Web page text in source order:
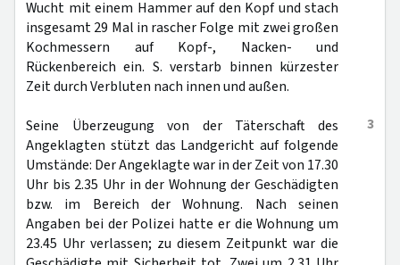
Wucht mit einem Hammer auf den Kopf und stach
insgesamt 29 Mal in rascher Folge mit zwei großen
Kochmessern auf Kopf-, Nacken- und
Rückenbereich ein. S. verstarb binnen kürzester
Zeit durch Verbluten nach innen und außen.
3
Seine Überzeugung von der Täterschaft des
Angeklagten stützt das Landgericht auf folgende
Umstände: Der Angeklagte war in der Zeit von 17.30
Uhr bis 2.35 Uhr in der Wohnung der Geschädigten
bzw. im Bereich der Wohnung. Nach seinen
Angaben bei der Polizei hatte er die Wohnung um
23.45 Uhr verlassen; zu diesem Zeitpunkt war die